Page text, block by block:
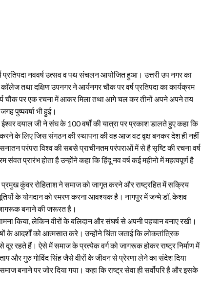
प्रतिपदा नववर्ष उत्सव व पथ संचलन आयोजित हुआ। उत्तरी उप नगर का
तथा दक्षिण उपनगर ने आर्यनगर चौक पर वर्ष प्रतिपदा का कार्यक्रम
चौक पर एक रचना में आकर मिला तथा आगे चल कर तीनों अपने अपने तय
पुष्पवर्षा भी हुई।
दयाल जी ने संघ के 100 वर्षों की यात्रा पर प्रकाश डालते हुए कहा कि
के लिए जिस संगठन की स्थापना की वह आज वट वृक्ष बनकर देश ही नहीं
परंपरा विश्व की सबसे प्राचीनतम परंपराओं में से है सृष्टि की रचना वर्ष
प्रारंभ होता है उन्होंने कहा कि हिंदू नव वर्ष कई महीनो में महत्वपूर्ण है
प्रमुख कुंवर रोहिताश ने समाज को जागृत करने और राष्ट्रहित में सक्रिय
के योगदान को स्मरण करना आवश्यक है। नागपुर में जन्मे डॉ. केशव
बनाने की जरूरत है।
किया, लेकिन वीरों के बलिदान और संघर्ष से अपनी पहचान बनाए रखी।
आदर्शों को आत्मसात करे। उन्होंने चिंता जताई कि लोकतांत्रिक
दूर रहते हैं। ऐसे में समाज के प्रत्येक वर्ग को जागरूक होकर राष्ट्र निर्माण में
और गुरु गोविंद सिंह जैसे वीरों के जीवन से प्रेरणा लेने का संदेश दिया
बनाने पर जोर दिया गया। कहा कि राष्ट्र सेवा ही सर्वोपरि है और इसके